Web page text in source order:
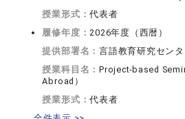
授業形式：代表者
履修年度：2026年度（西暦）
提供部署名：言語教育研究センタ
授業科目名：Project-based
Abroad）
授業形式：代表者